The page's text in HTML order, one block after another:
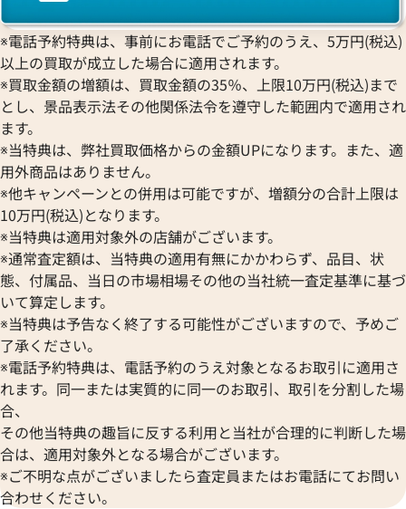
エルメス
OMEGA
オメガ
ORIENT
オリエント
ORIS
オリス
Audemars Piguet
オーデマ ピゲ
Vacheron Constantin
ヴァシュロン・コンスタンタン
Van Cleef & Arpels
ヴァンクリーフ＆アーペル
Versace
ヴェルサーチ
Wempe
ヴェンペ
ストーヴァ
SEIKO
セイコー
CENTURY
センチュリー
ZENITH
ゼニス
ブランパン
BVLGARI
ブルガリ
Breguet
ブレゲ
BULOVA
ブローバ
Bell & Ross
ベル＆ロス
BAUME＆MERCIER
ボーム＆メルシエ
BALL Watch
ボール ウォッチ
※電話予約特典は、事前にお電話でご予約のうえ、5万円(税込)
以上の買取が成立した場合に適用されます。
※買取金額の増額は、買取金額の35％、上限10万円(税込)まで
とし、景品表示法その他関係法令を遵守した範囲内で適用され
ます。
※当特典は、弊社買取価格からの金額UPになります。また、適
用外商品はありません。
※他キャンペーンとの併用は可能ですが、増額分の合計上限は
10万円(税込)となります。
※当特典は適用対象外の店舗がございます。
※通常査定額は、当特典の適用有無にかかわらず、品目、状
態、付属品、当日の市場相場その他の当社統一査定基準に基づ
いて算定します。
※当特典は予告なく終了する可能性がございますので、予めご
了承ください。
※電話予約特典は、電話予約のうえ対象となるお取引に適用さ
れます。同一または実質的に同一のお取引、取引を分割した場
合、
その他当特典の趣旨に反する利用と当社が合理的に判断した場
合は、適用対象外となる場合がございます。
※ご不明な点がございましたら査定員またはお電話にてお問い
合わせください。